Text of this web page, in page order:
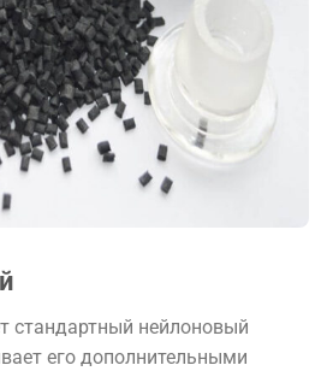
стандартный нейлоновый
его дополнительными